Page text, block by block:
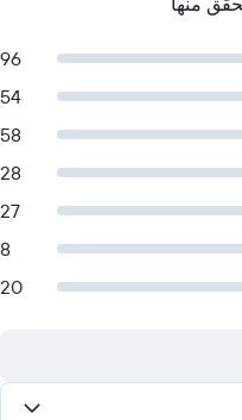
96
54
58
28
27
8
20